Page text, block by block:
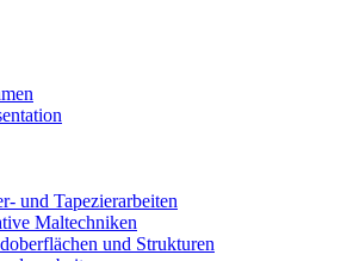
und Tapezierarbeiten
Maltechniken
und Strukturen